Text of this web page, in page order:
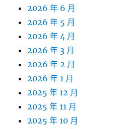
2026 年 6 月
2026 年 5 月
2026 年 4 月
2026 年 3 月
2026 年 2 月
2026 年 1 月
2025 年 12 月
2025 年 11 月
2025 年 10 月